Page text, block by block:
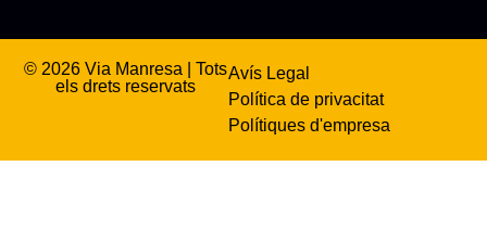
© 2026 Via Manresa | Tots
els drets reservats
Avís Legal
Política de privacitat
Polítiques d'empresa